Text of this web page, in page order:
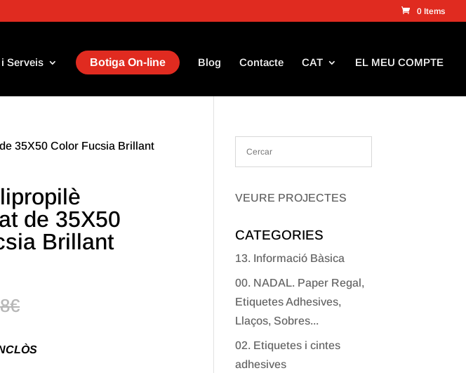
0 Items
Serveis Botiga On-line Blog Contacte CAT EL MEU COMPTE
35X50 Color Fucsia Brillant
de 35X50
Brillant
€
VEURE PROJECTES
CATEGORIES
13. Informació Bàsica
00. NADAL. Paper Regal,
Etiquetes Adhesives,
Llaços, Sobres...
02. Etiquetes i cintes
adhesives